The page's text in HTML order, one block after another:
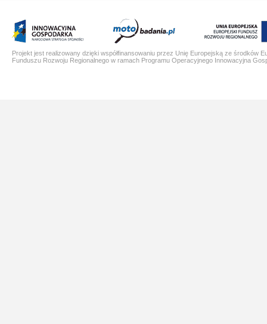
Projekt jest realizowany dzięki współfinansowaniu przez Unię Europejską ze środków
Funduszu Rozwoju Regionalnego w ramach Programu Operacyjnego Innowacyjna